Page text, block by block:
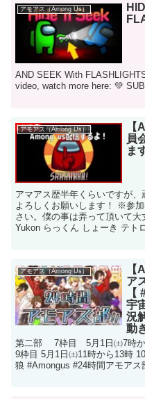
アモアス（Among Us）
AND SEEK With
video, watch more here: 💚
アモアス（Among Us）
員
ま
アマアス歴半年くらいですが
よろしくお願いします！ ※参
さい。僕の事は弄って頂いて
Yukon らっくん しょーき テト
アモアス（Among Us）
ア
宇
況
動
第二部 7枠目 5月1日㈯7時か
9枠目 5月1日㈯11時から13時
狼 #Amongus #24時間アモア